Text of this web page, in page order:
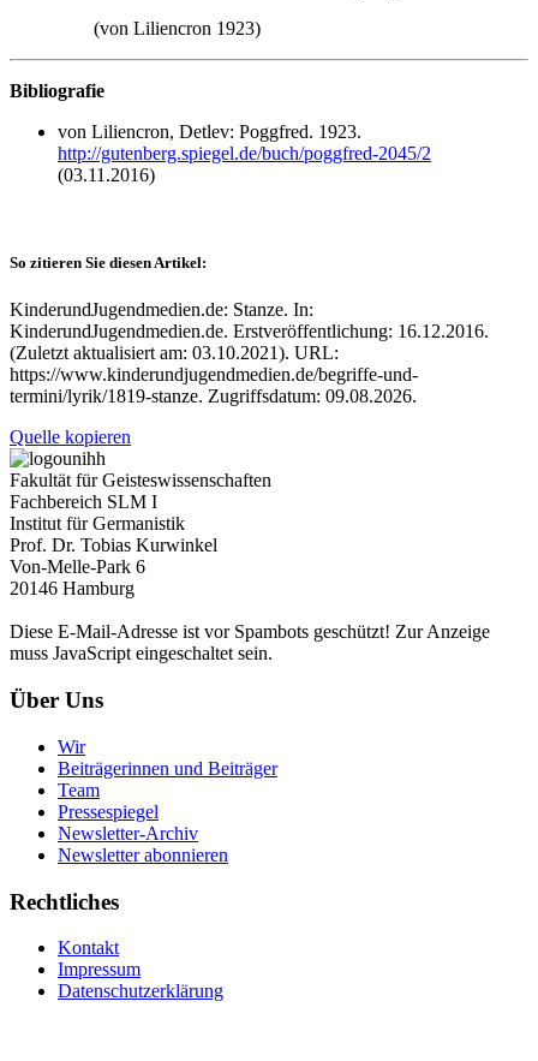
(von Liliencron 1923)
Bibliografie
von Liliencron, Detlev: Poggfred. 1923.
http://gutenberg.spiegel.de/buch/poggfred-2045/2
(03.11.2016)
So zitieren Sie diesen Artikel:
KinderundJugendmedien.de: Stanze. In:
KinderundJugendmedien.de. Erstveröffentlichung: 16.12.2016.
(Zuletzt aktualisiert am: 03.10.2021). URL:
https://www.kinderundjugendmedien.de/begriffe-und-
termini/lyrik/1819-stanze. Zugriffsdatum: 09.08.2026.
Quelle kopieren
Fakultät für Geisteswissenschaften
Fachbereich SLM I
Institut für Germanistik
Prof. Dr. Tobias Kurwinkel
Von-Melle-Park 6
20146 Hamburg
Diese E-Mail-Adresse ist vor Spambots geschützt! Zur Anzeige
muss JavaScript eingeschaltet sein.
Über Uns
Wir
Beiträgerinnen und Beiträger
Team
Pressespiegel
Newsletter-Archiv
Newsletter abonnieren
Rechtliches
Kontakt
Impressum
Datenschutzerklärung